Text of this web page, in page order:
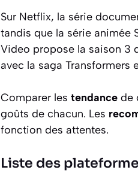
Sur Netflix, la série
tandis que la série animée
Video propose la saison 3
avec la saga Transformers
Comparer les tendance de
goûts de chacun. Les
fonction des attentes.
Liste des